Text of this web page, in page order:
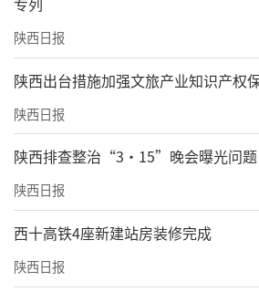
西安伊美尔医疗美容医院超
尖峰超声王；
西安高一生医疗美容医院有
金炮、尖峰超声王与MFUpro
西安艺星医疗美容医院有半
门钻石超声炮、MFUpro美拉
西安亚太医疗美容医院半岛
达铂金炮；
陕西日报
陕西出台措施加强文旅产业知识产权
陕西日报
陕西排查整治“3·15”晚会曝光问题
陕西日报
西十高铁4座新建站房装修完成
陕西日报